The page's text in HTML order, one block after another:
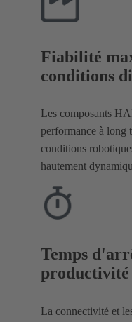
Fiabilité
conditions
Les composants
performance à long
conditions
hautement
Temps
productivité
La connectivité et